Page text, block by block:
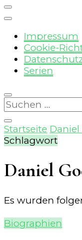
Impressum
Cookie-
Serien
Suchen
nach:
Startseite
Schlagwort
Daniel
Es wurden
Biographien